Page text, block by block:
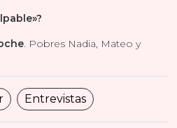
. Pobres Nadia, Mateo y
Entrevistas